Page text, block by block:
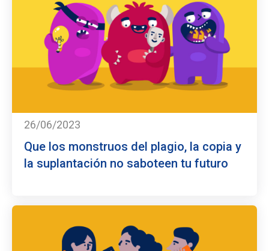
26/06/2023
Que los monstruos del plagio, la copia y
la suplantación no saboteen tu futuro